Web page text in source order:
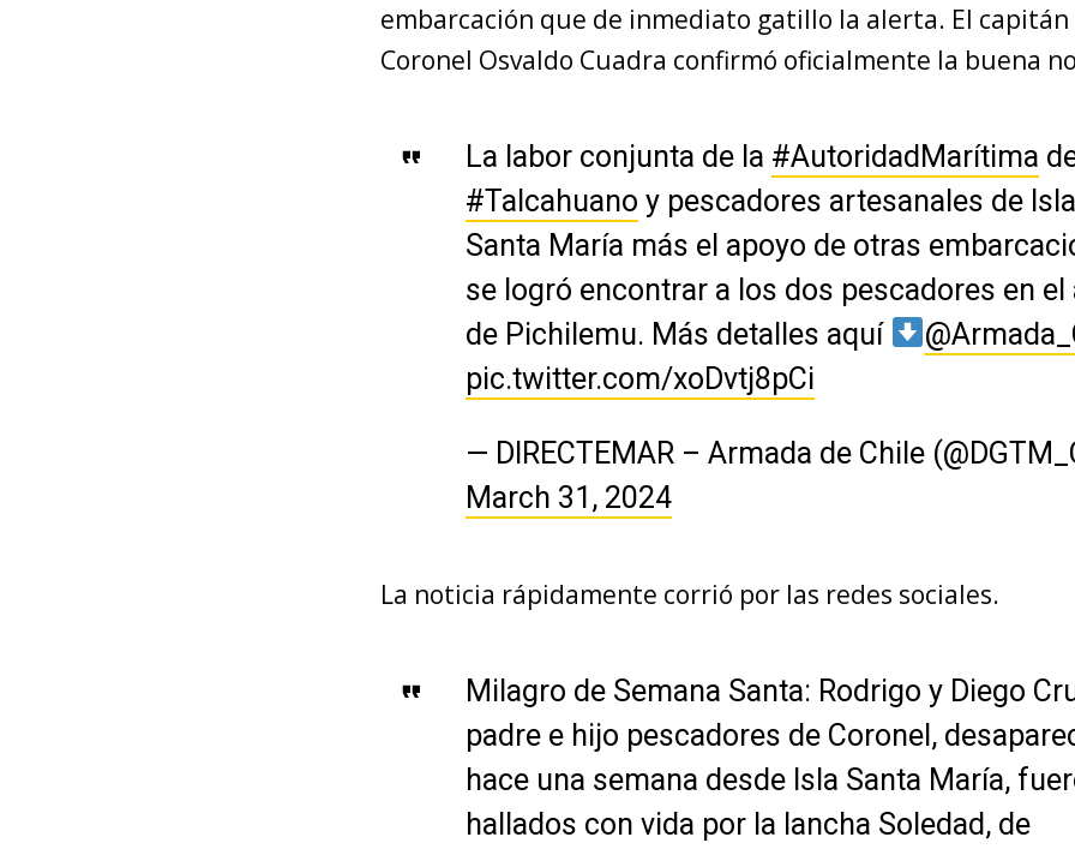
embarcación que de inmediato gatillo la alerta. El
Coronel Osvaldo Cuadra confirmó oficialmente la buena
La labor conjunta de la #AutoridadMarítima
#Talcahuano y pescadores artesanales de Isla
Santa María más el apoyo de otras
se logró encontrar a los dos pescadores en el
de Pichilemu. Más detalles aquí
pic.twitter.com/xoDvtj8pCi
— DIRECTEMAR – Armada de Chile
March 31, 2024
La noticia rápidamente corrió por las redes sociales.
Milagro de Semana Santa: Rodrigo y Diego
padre e hijo pescadores de Coronel,
hace una semana desde Isla Santa María,
hallados con vida por la lancha Soledad, de